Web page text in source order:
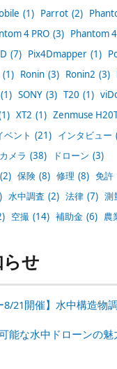
(1) Parrot (2)
4 PRO (3) Phantom 4
(7) Pix4Dmapper (1)
(1) Ronin (3) Ronin2 (3)
(1) SONY (3) T20 (1)
XT2 (1) Zenmuse
ベント (21) インタビュー
カメラ (38) ドローン (3)
(2) 保険 (8) 修理 (8) 免許
水中調査 (2) 法律 (7) 測
空撮 (14) 補助金 (6) 農
せ
8/21開催】水中構造物
能な水中ドローンの魅